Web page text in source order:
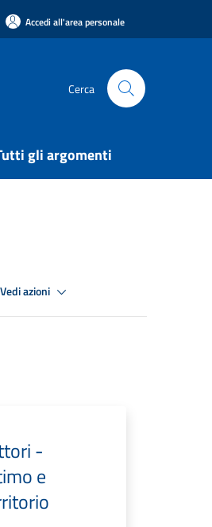
Accedi all'area personale
Cerca
gli argomenti
Vedi azioni
-
e